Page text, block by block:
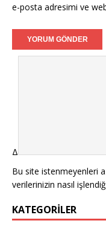
e-posta adresimi ve
Δ
Bu site istenmeyenleri
verilerinizin nasıl
KATEGORILER